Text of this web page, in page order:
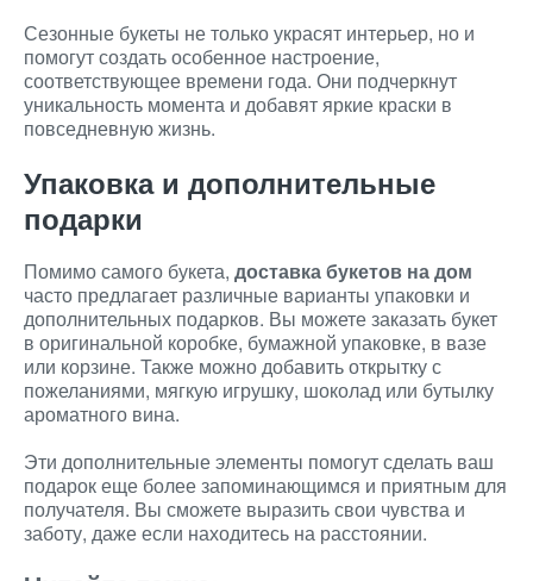
Сезонные букеты не только украсят интерьер, но и
помогут создать особенное настроение,
соответствующее времени года. Они подчеркнут
уникальность момента и добавят яркие краски в
повседневную жизнь.
Упаковка и дополнительные
подарки
Помимо самого букета, доставка букетов на дом
часто предлагает различные варианты упаковки и
дополнительных подарков. Вы можете заказать букет
в оригинальной коробке, бумажной упаковке, в вазе
или корзине. Также можно добавить открытку с
пожеланиями, мягкую игрушку, шоколад или бутылку
ароматного вина.
Эти дополнительные элементы помогут сделать ваш
подарок еще более запоминающимся и приятным для
получателя. Вы сможете выразить свои чувства и
заботу, даже если находитесь на расстоянии.